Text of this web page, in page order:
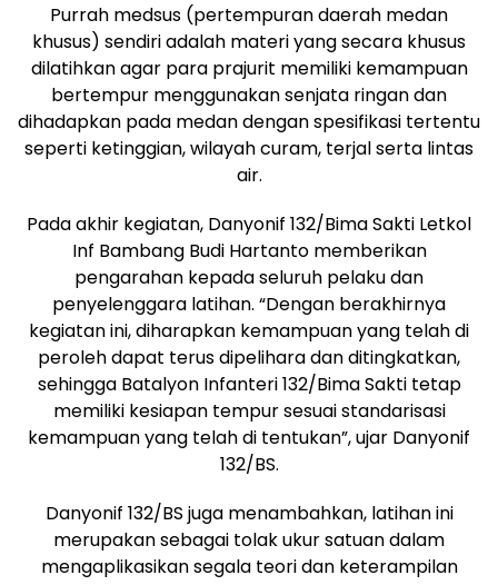
Purrah medsus (pertempuran daerah medan
khusus) sendiri adalah materi yang secara khusus
dilatihkan agar para prajurit memiliki kemampuan
bertempur menggunakan senjata ringan dan
dihadapkan pada medan dengan spesifikasi tertentu
seperti ketinggian, wilayah curam, terjal serta lintas
air.
Pada akhir kegiatan, Danyonif 132/Bima Sakti Letkol
Inf Bambang Budi Hartanto memberikan
pengarahan kepada seluruh pelaku dan
penyelenggara latihan. “Dengan berakhirnya
kegiatan ini, diharapkan kemampuan yang telah di
peroleh dapat terus dipelihara dan ditingkatkan,
sehingga Batalyon Infanteri 132/Bima Sakti tetap
memiliki kesiapan tempur sesuai standarisasi
kemampuan yang telah di tentukan”, ujar Danyonif
132/BS.
Danyonif 132/BS juga menambahkan, latihan ini
merupakan sebagai tolak ukur satuan dalam
mengaplikasikan segala teori dan keterampilan